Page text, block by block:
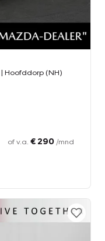
| Hoofddorp (NH)
of v.a. € 290 /mnd